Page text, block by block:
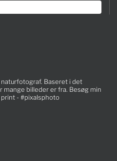
naturfotograf. Baseret i det
mange billeder er fra. Besøg min
- #pixalsphoto